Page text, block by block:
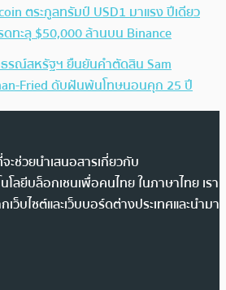
ตระกูลทรัมป์ USD1 มาแรง ปีเดียว
ดทะลุ $50,000 ล้านบน Binance
รณ์สหรัฐฯ ยืนยันคำตัดสิน Sam
Fried ดับฝันพ้นโทษนอนคุก 25 ปี
ช่วยนำเสนอสารเกี่ยวกับ
โลยีบล็อกเชนเพื่อคนไทย ในภาษาไทย เรา
บไซต์และเว็บบอร์ดต่างประเทศและนำมา